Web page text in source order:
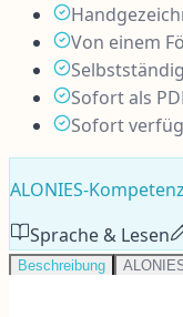
Von einem
Sofort als
Sofort
ALONIES-
Sprache & Lesen
Beschreibung